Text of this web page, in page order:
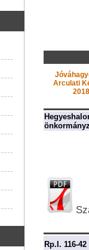
Arculati
Rp.I. 116-42